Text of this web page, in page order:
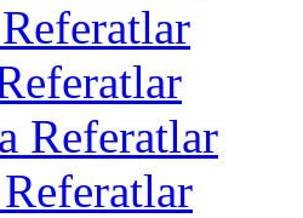
Referatlar